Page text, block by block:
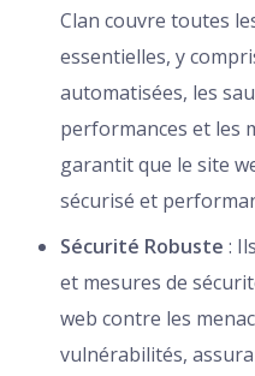
Clan couvre toutes
essentielles, y
automatisées, les
performances et les
garantit que le site
sécurisé et
Sécurité Robuste :
et mesures de
web contre les
vulnérabilités,